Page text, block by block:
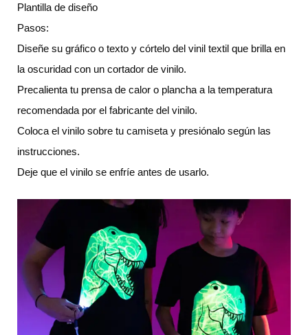
Plantilla de diseño
Pasos:
Diseñe su gráfico o texto y córtelo del vinil textil que brilla en
la oscuridad con un cortador de vinilo.
Precalienta tu prensa de calor o plancha a la temperatura
recomendada por el fabricante del vinilo.
Coloca el vinilo sobre tu camiseta y presiónalo según las
instrucciones.
Deje que el vinilo se enfríe antes de usarlo.